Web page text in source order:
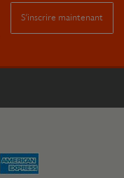
S’inscrire maintenant